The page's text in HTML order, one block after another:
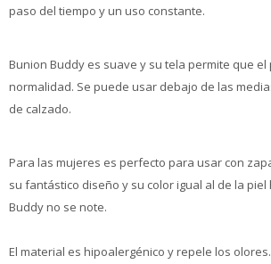
paso del tiempo y un uso constante.
Bunion Buddy es suave y su tela permite que el
normalidad. Se puede usar debajo de las
de calzado.
Para las mujeres es perfecto para usar con
su fantástico diseño y su color igual al de la piel
Buddy no se note.
El material es hipoalergénico y repele los olores.